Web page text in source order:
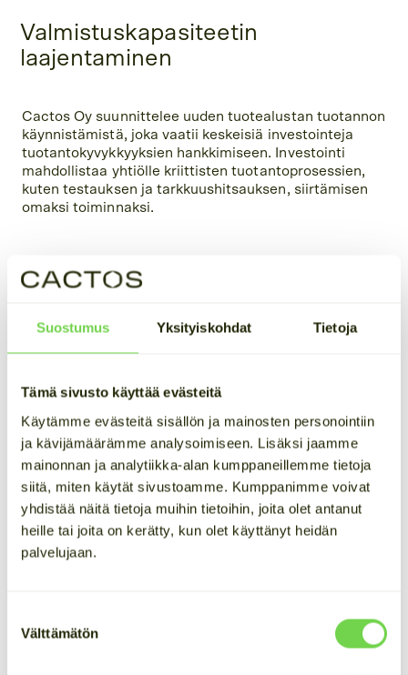
Suostumus Yksityiskohdat Tietoja
Tämä sivusto käyttää evästeitä
Käytämme evästeitä sisällön ja mainosten personointiin
ja kävijämäärämme analysoimiseen. Lisäksi jaamme
mainonnan ja analytiikka-alan kumppaneillemme tietoja
siitä, miten käytät sivustoamme. Kumppanimme voivat
yhdistää näitä tietoja muihin tietoihin, joita olet antanut
heille tai joita on kerätty, kun olet käyttänyt heidän
palvelujaan.
valinta
Välttämätön
Valmistuskapasiteetin
laajentaminen
Cactos Oy suunnittelee uuden tuotealustan tuotannon
käynnistämistä, joka vaatii keskeisiä investointeja
tuotantokyvykkyyksien hankkimiseen. Investointi
mahdollistaa yhtiölle kriittisten tuotantoprosessien,
kuten testauksen ja tarkkuushitsauksen, siirtämisen
omaksi toiminnaksi.
Päättyneet hankkeet
09/2024 – 09/2025
Uusi tuotantolaitos
Hankkeen tavoitteena oli toteuttaa Cactos Oy:n uusi